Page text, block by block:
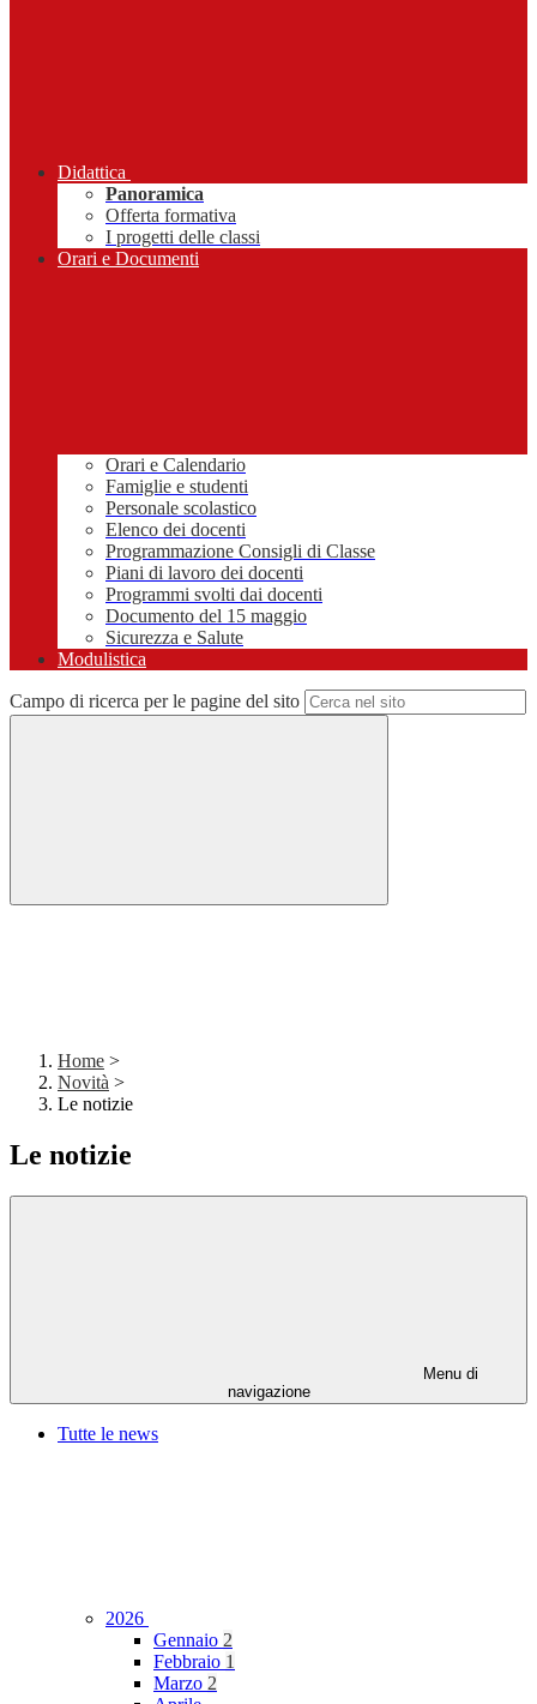
Didattica
Panoramica
Offerta formativa
I progetti delle classi
Orari e Documenti
Orari e Calendario
Famiglie e studenti
Personale scolastico
Elenco dei docenti
Programmazione Consigli di Classe
Piani di lavoro dei docenti
Programmi svolti dai docenti
Documento del 15 maggio
Sicurezza e Salute
Modulistica
Campo di ricerca per le pagine del sito
Home >
Novità >
Le notizie
Le notizie
Menu di
navigazione
Tutte le news
2026
Gennaio 2
Febbraio 1
Marzo 2